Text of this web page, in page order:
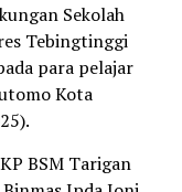
Sekolah
Tebingtinggi
para pelajar
Kota
BSM Tarigan